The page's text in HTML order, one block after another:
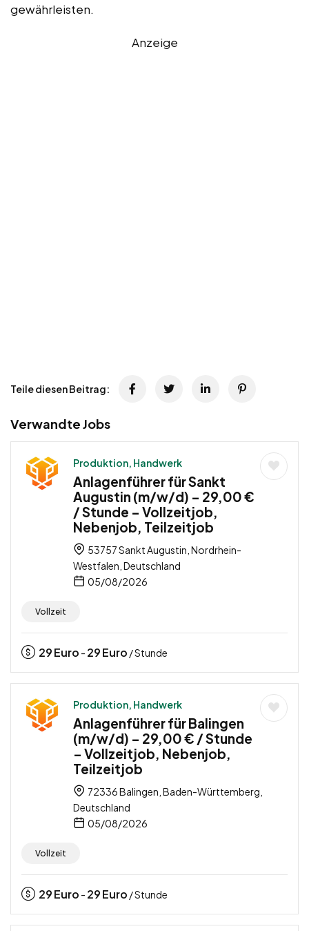
gewährleisten.
Anzeige
Teile diesen Beitrag:
Verwandte Jobs
Produktion, Handwerk
Anlagenführer für Sankt
Augustin (m/w/d) – 29,00 €
/ Stunde – Vollzeitjob,
Nebenjob, Teilzeitjob
53757 Sankt Augustin, Nordrhein-
Westfalen, Deutschland
05/08/2026
Vollzeit
29Euro - 29Euro / Stunde
Produktion, Handwerk
Anlagenführer für Balingen
(m/w/d) – 29,00 € / Stunde
– Vollzeitjob, Nebenjob,
Teilzeitjob
72336 Balingen, Baden-Württemberg,
Deutschland
05/08/2026
Vollzeit
29Euro - 29Euro / Stunde